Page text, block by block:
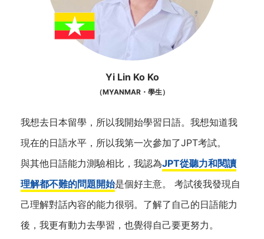
Yi Lin Ko Ko
（MYANMAR・學生）
我想去日本留學，所以我開始學習日語。我想知道我
現在的日語水平，所以我第一次參加了JPT考試。
與其他日語能力測驗相比，我認為JPT從聽力和閱讀
理解都不難的問題開始是個好主意。 考試後我發現自
己理解對話內容的能力很弱。了解了自己的日語能力
後，我更有動力去學習，也覺得自己要更努力。